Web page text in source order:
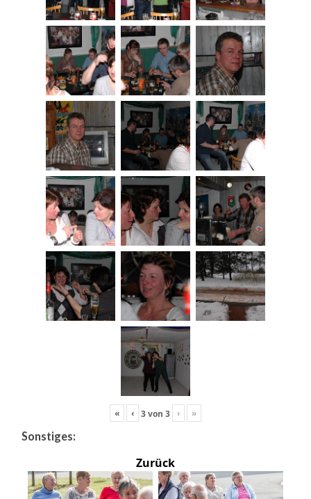
« ‹ 3von 3 › »
Sonstiges:
Zurück